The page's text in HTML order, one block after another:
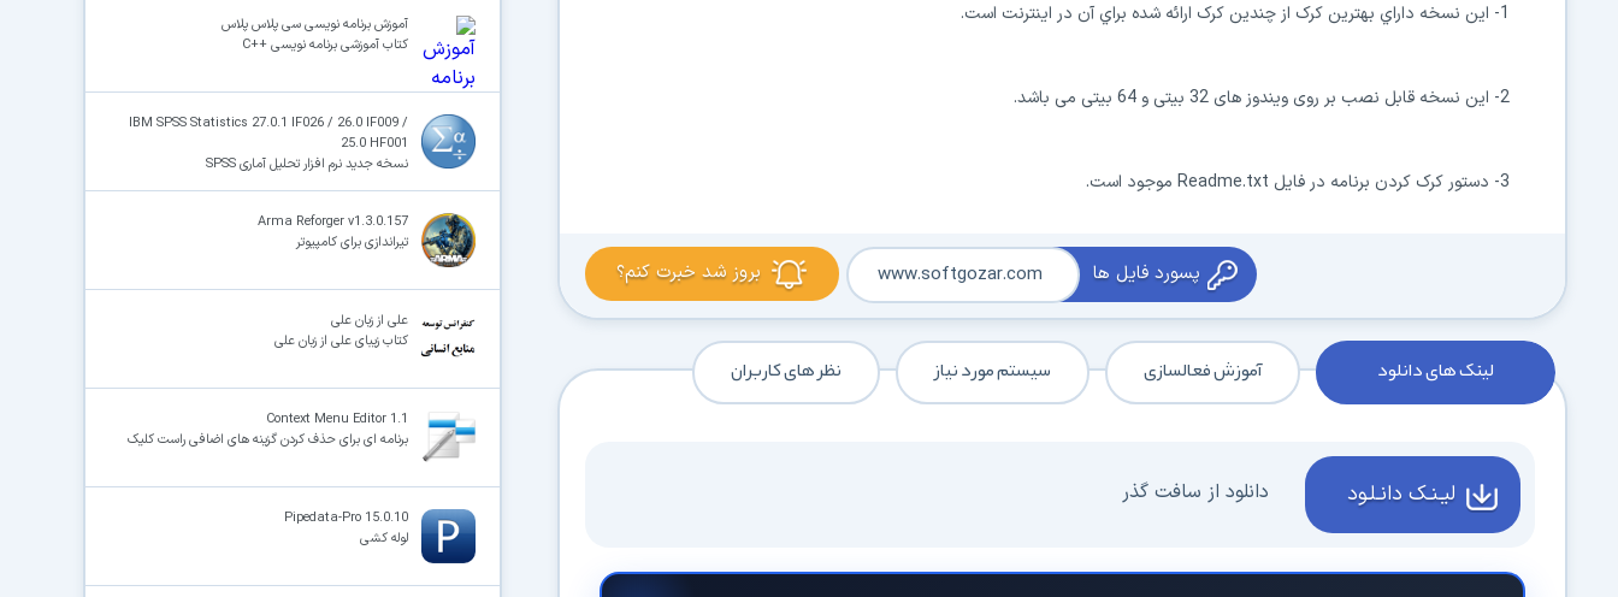
1- اين نسخه داراي بهترين کرک از چندين کرک ارائه شده براي آن در اينترنت است.
2- این نسخه قابل نصب بر روی ویندوز های 32 بیتی و 64 بیتی می باشد.
3- دستور کرک کردن برنامه در فايل Readme.txt موجود است.
بروز شد خبرت کنم؟ پسورد فایل ها www.softgozar.com
لینک های دانلود آموزش فعالسازی سیستم مورد نیاز نظر های کاربران
لیـنـک دانـلـود دانلود از سافت گذر
آموزش برنامه نویسی سی پلاس پلاس‎
کتاب آموزشی برنامه نویسی ++C
IBM SPSS Statistics 27.0.1 IF026 / 26.0 IF009 /
25.0 HF001
نسخه جدید نرم افزار تحلیل آماری SPSS
Arma Reforger v1.3.0.157
تیراندازی برای کامپیوتر
علی از زبان علی
کتاب زیبای علی از زبان علی
Context Menu Editor 1.1
برنامه ای برای حذف کردن گزینه های اضافی راست کلیک
Pipedata-Pro 15.0.10
لوله کشی
15
⚡ اعضای VIP دانلود را بلافاصله و بدون معطلی شروع می‌کنند